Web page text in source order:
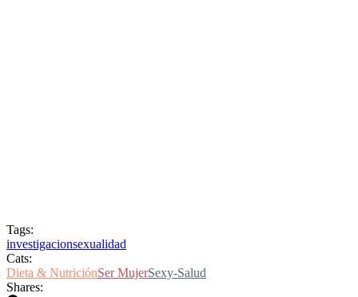
Tags:
investigacionsexualidad
Cats:
Dieta & NutriciónSer MujerSexy-Salud
Shares: